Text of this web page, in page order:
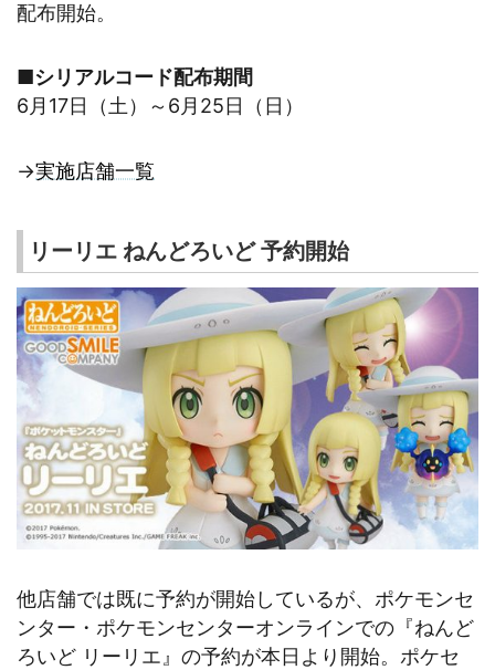
配布開始。
■シリアルコード配布期間
6月17日（土）～6月25日（日）
→実施店舗一覧
リーリエ ねんどろいど 予約開始
他店舗では既に予約が開始しているが、ポケモンセ
ンター・ポケモンセンターオンラインでの『ねんど
ろいど リーリエ』の予約が本日より開始。ポケセ